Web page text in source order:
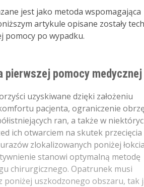
jest jako metoda wspomagająca
artykule opisane zostały
pomocy po wypadku.
pomocy medycznej
uzyskiwane dzięki założeniu
pacjenta, ograniczenie
ran, a także w
ich otwarciem na skutek
zlokalizowanych poniżej
stanowi optymalną metodę
chirurgicznego. Opatrunek musi
poniżej uszkodzonego obszaru, tak